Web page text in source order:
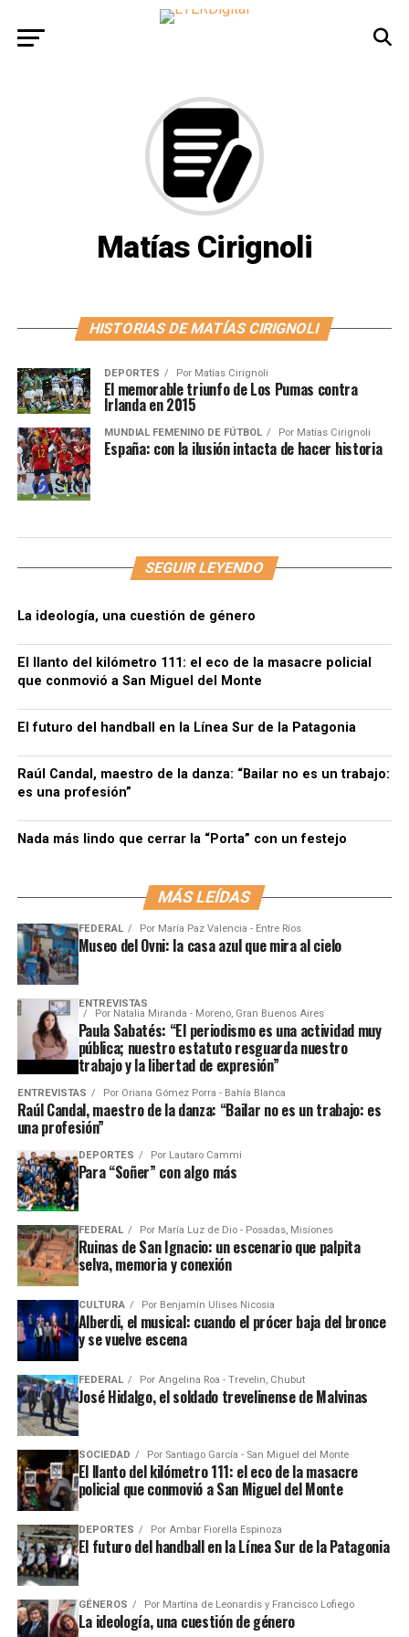
Matías Cirignoli
HISTORIAS DE MATÍAS CIRIGNOLI
DEPORTES Por Matías Cirignoli
El memorable triunfo de Los Pumas contra
Irlanda en 2015
MUNDIAL FEMENINO DE FÚTBOL Por Matías Cirignoli
España: con la ilusión intacta de hacer historia
SEGUIR LEYENDO
La ideología, una cuestión de género
El llanto del kilómetro 111: el eco de la masacre policial
que conmovió a San Miguel del Monte
El futuro del handball en la Línea Sur de la Patagonia
Raúl Candal, maestro de la danza: “Bailar no es un trabajo:
es una profesión”
Nada más lindo que cerrar la “Porta” con un festejo
MÁS LEÍDAS
FEDERAL Por María Paz Valencia - Entre Ríos
Museo del Ovni: la casa azul que mira al cielo
ENTREVISTAS
Por Natalia Miranda - Moreno, Gran Buenos Aires
Paula Sabatés: “El periodismo es una actividad muy
pública; nuestro estatuto resguarda nuestro
trabajo y la libertad de expresión”
ENTREVISTAS Por Oriana Gómez Porra - Bahía Blanca
Raúl Candal, maestro de la danza: “Bailar no es un trabajo: es
una profesión”
DEPORTES Por Lautaro Cammi
Para “Soñer” con algo más
FEDERAL Por María Luz de Dio - Posadas, Misiones
Ruinas de San Ignacio: un escenario que palpita
selva, memoria y conexión
CULTURA Por Benjamín Ulises Nicosia
Alberdi, el musical: cuando el prócer baja del bronce
y se vuelve escena
FEDERAL Por Angelina Roa - Trevelin, Chubut
José Hidalgo, el soldado trevelinense de Malvinas
SOCIEDAD Por Santiago García - San Miguel del Monte
El llanto del kilómetro 111: el eco de la masacre
policial que conmovió a San Miguel del Monte
DEPORTES Por Ambar Fiorella Espinoza
El futuro del handball en la Línea Sur de la Patagonia
GÉNEROS Por Martína de Leonardis y Francisco Lofiego
La ideología, una cuestión de género